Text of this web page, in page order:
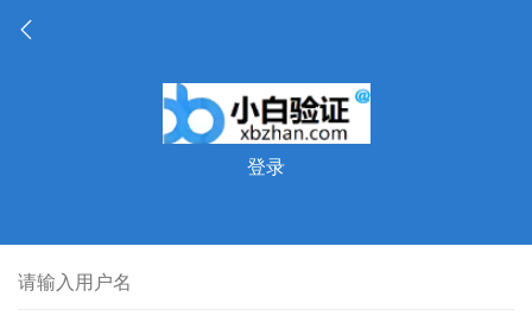
登录